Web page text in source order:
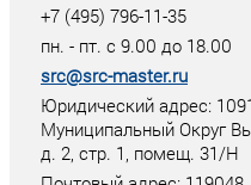
+7 (495) 796-11-35
пн. - пт. с 9.00 до 18.00
src@src-master.ru
Юридический адрес:
Муниципальный Округ
д. 2, стр. 1, помещ. 31/Н